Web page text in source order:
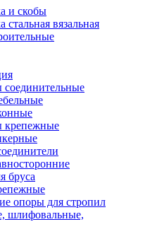
и скобы
стальная вязальная
крепежные
бруса
опоры для стропил
шлифовальные,